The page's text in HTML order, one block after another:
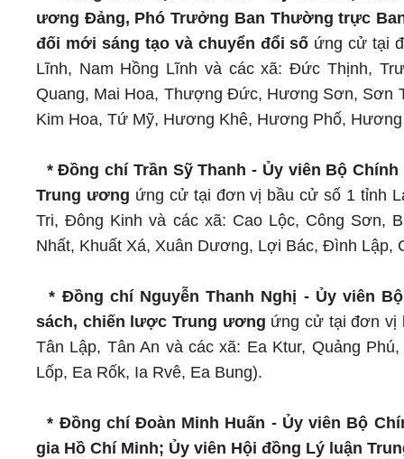
ương Đảng, Phó Trưởng Ban Thường trực
đối mới sáng tạo và chuyển đổi số ứng cử tại
Lĩnh, Nam Hồng Lĩnh và các xã: Đức Thịnh,
Quang, Mai Hoa, Thượng Đức, Hương Sơn, Sơn
Kim Hoa, Tứ Mỹ, Hương Khê, Hương Phố,
* Đồng chí Trần Sỹ Thanh - Ủy viên Bộ
Trung ương ứng cử tại đơn vị bầu cử số 1 tỉnh
Tri, Đông Kinh và các xã: Cao Lộc, Công Sơn,
Nhất, Khuất Xá, Xuân Dương, Lợi Bác, Đình Lập,
* Đồng chí Nguyễn Thanh Nghị - Ủy viên
sách, chiến lược Trung ương ứng cử tại đơn vị
Tân Lập, Tân An và các xã: Ea Ktur, Quảng
Lốp, Ea Rốk, Ia Rvê, Ea Bung).
* Đồng chí Đoàn Minh Huấn - Ủy viên Bộ
gia Hồ Chí Minh; Ủy viên Hội đồng Lý luận